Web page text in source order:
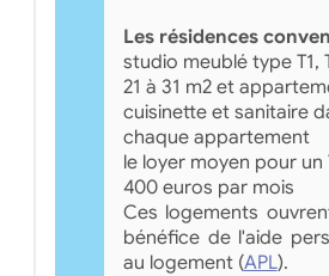
Les résidences
studio meublé type T1,
21 à 31 m2 et
cuisinette et sanitaire
chaque appartement
le loyer moyen pour un
400 euros par mois
Ces logements
bénéfice de l'aide
au logement (APL).